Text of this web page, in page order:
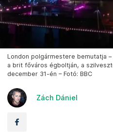
London polgármestere bemutatja
a brit főváros égboltján, a
december 31-én – Fotó: BBC
Zách Dániel